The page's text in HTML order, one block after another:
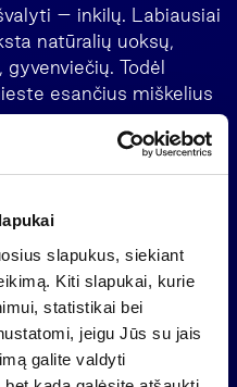
slapukus, siekiant
Kiti slapukai, kurie
statistikai bei
jeigu Jūs su jais
galite valdyti
– inkilų. Labiausiai
natūralių uoksų,
Todėl
esančius miškelius
gali perėti ne vienerius
ornitologų
bus
portalewww.zebra.lt
konkursas“. Bus